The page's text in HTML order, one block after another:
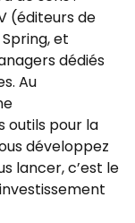
(éditeurs de
et
dédiés
Au
outils pour la
développez
lancer, c’est le